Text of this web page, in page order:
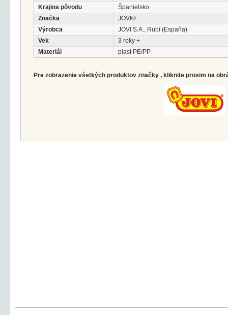
Krajina pôvodu
Španielsko
Značka
JOVI®
Výrobca
JOVI S.A., Rubí (España)
Vek
3 roky +
Materiál
plast PE/PP
Pre zobrazenie všetkých produktov značky , kliknite prosim na